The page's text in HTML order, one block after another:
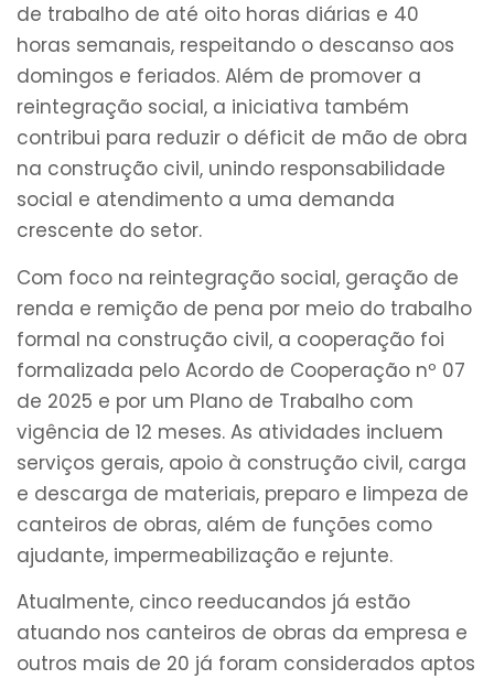
de trabalho de até oito horas diárias e 40
horas semanais, respeitando o descanso aos
domingos e feriados. Além de promover a
reintegração social, a iniciativa também
contribui para reduzir o déficit de mão de obra
na construção civil, unindo responsabilidade
social e atendimento a uma demanda
crescente do setor.
Com foco na reintegração social, geração de
renda e remição de pena por meio do trabalho
formal na construção civil, a cooperação foi
formalizada pelo Acordo de Cooperação nº 07
de 2025 e por um Plano de Trabalho com
vigência de 12 meses. As atividades incluem
serviços gerais, apoio à construção civil, carga
e descarga de materiais, preparo e limpeza de
canteiros de obras, além de funções como
ajudante, impermeabilização e rejunte.
Atualmente, cinco reeducandos já estão
atuando nos canteiros de obras da empresa e
outros mais de 20 já foram considerados aptos